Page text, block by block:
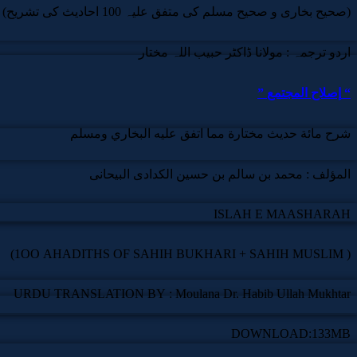
(صحیح بخاری و صحیح مسلم کی متفق علیہ 100 احادیث کی تشریح)
اردو ترجمہ : مولانا ڈاکٹر حبیب اللہ مختار
” إصلاح المجتمع “
شرح مائة حديث مختارة مما اتفق عليه البخاري ومسلم
المؤلف : محمد بن سالم بن حسين الكدادى البيحانى
ISLAH E MAASHARAH
(1OO AHADITHS OF SAHIH BUKHARI + SAHIH MUSLIM )
URDU TRANSLATION BY : Moulana Dr. Habib Ullah Mukhtar
DOWNLOAD:133MB